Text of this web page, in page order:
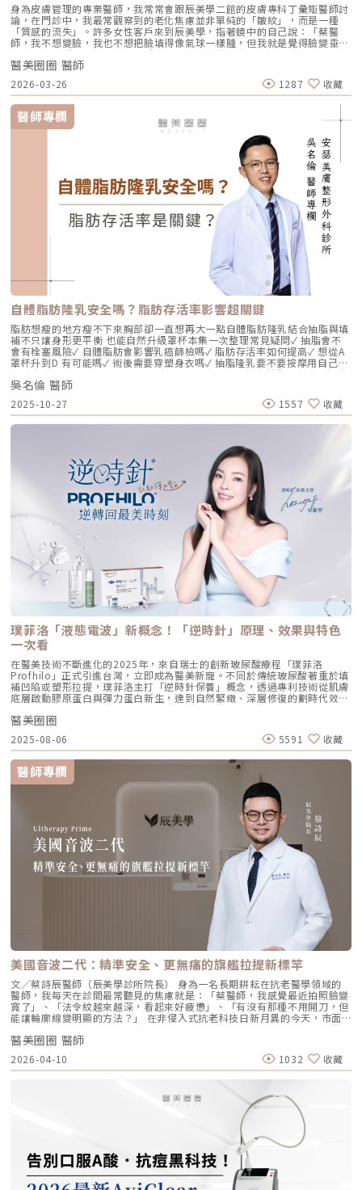
身為皮膚管理的專業醫師，我常常會跟辰美學二館的皮膚專科丁彙矩醫師討
論，在門診中，我最常觀察到的老化焦慮並非單純的「皺紋」，而是一種
「質感的流失」。許多女性客戶來到辰美學，指著鏡中的自己說：「蔡醫
師，我不想變臉，我也不想把臉填得像氣球一樣腫，但我就是覺得臉變垂
了、乾了，看起來很累。」這種「累感」，往往來自於肌膚真皮層結構的崩
解。過去我們習慣用玻尿酸去「填補」凹陷，或是用電音波去「緊緻」皮
表，但在這兩者之間，其實存在著一個關鍵的空白區：生物重塑（Bio-
Remodeling）。這就是為什麼我對 Profhilo 逆時針（俗稱：璞菲洛）情
有獨鍾的原因。一、 重新定義抗老：為什麼妳需要的是「重塑」而非「填
充」？在深入了解 Profhilo逆時針 之前，我們必須先釐清肌膚老化的本
質。肌膚的年輕度由真皮層的三大支柱決定：水份、膠原蛋白
（Collagen）以及彈力蛋白（Elastin）。多數人對膠原蛋白耳熟能詳，它
就像建築物的「鋼筋水泥」，負責撐起皮膚的厚度與體積；然而，讓肌膚在
做表情後能迅速回彈、維持組織張力的關鍵，其實是彈力蛋白。彈力蛋白就
像支撐鋼筋的「橡皮筋」，不幸的是，人體在青春期過後，彈力蛋白的合成
速度就會大幅下降。當彈力蛋白流失，肌膚就會像失去彈性的鬆緊帶，出現
細紋、毛孔粗大、甚至是難以處理的「鬆弛型下垂」。傳統玻尿酸屬於「填
充型」，主要目的是增加體積（Volumizing），如果過度施打，容易造成
面部僵硬或「醫美臉」。而 Profhilo 逆時針的誕生，是為了從細胞底層進
行「修復與重塑」，讓皮膚自己找回年輕時的彈性。二、 Profhilo 逆時針
的科學核心：NAHYCO™ 專利技術Profhilo逆時針來自瑞士著名的 IBSA 製
藥集團。身為專業醫師，我非常看重產品的「純淨度」與「穩定性」。
Profhilo 之所以能在國際醫美界佔有一席之地，在於其革命性的
NAHYCO™ 專利熱融合技術。1. 醫學界的「純淨」突破：無化學交聯劑一
般玻尿酸為了維持在體內的時間，必須添加化學交聯劑（如 BDDE）。雖然
這在合法範圍內是安全的，但對於過敏體質或追求極致天然的客戶來說，仍
存在延遲性發炎的風險。Profhilo逆時針 透過精確的加熱與降溫製程，讓
高分子與低分子玻尿酸產生自然的氫鍵鍵結，完全不含 BDDE。這意味著它
具備極高的「生物相容性」，注射後能與人體組織完美融合。2. 高低分子玻
尿酸的「黃金比例」Profhilo 含有目前市面上極高濃度的玻尿酸
（64mg/2ml），它結合了： 高分子量玻尿酸（H-HA）：提供穩定的物理
支撐與深層鎖水，改善鬆弛。 低分子量玻尿酸（L-HA）：作為傳遞信號的
分子，直接活化真皮層內的纖維母細胞，誘導膠原蛋白與彈力蛋白新生。這
種「1+1 > 2」的協同作用，讓 Profhilo 在進入皮膚後，能像液態電波一
樣迅速擴散，全面性地改善膚質。三、 3 種細胞與 5 種蛋白：解開「液態
電波」的逆齡關鍵在辰美學的診間，我常跟客戶解釋，Profhilo 就像是為
肌膚施加了一種「啟動指令」。它不僅僅是補水，而是啟動了「3+5 逆齡機
制」： 活化 3 種關鍵細胞： 纖維母細胞：這是皮膚的「膠原工廠」。 角質
胞：幫助恢復皮下組織的飽滿感，減緩隨著年齡增長的皮下萎縮。 啟動 5
種關鍵結構蛋白：包括 I 型、III 型、IV 型、VII 型膠原蛋白以及最關鍵的彈
力蛋白。這種全方位的重塑效果，能讓下顎線變清晰，讓細紋從底層淡化。
這就是為什麼它被暱稱為「液態電波」。電波是靠「熱能」刺激新生，而
Profhilo 是靠「生物分子信號」啟動新生。對於皮膚薄、怕痛或不適合高
能量儀器的客戶來說，這是一個非常理想的選擇。四、 蔡醫師的精準美
學：BAP 五點拉提點位解析施打 Profhilo 是一門藝術。我們採用國際標準
的 BAP（Bio Aesthetic Points）五點拉提打法，這五個點是避開重要血
管、精準對準臉部支撐結構的黃金位置： [1] 顴骨高點： 位於顴骨最突出的
地方，需離眼睛外側至少 2 公分。能像掛鉤一樣，為中臉提供向上向外的支
撐力。 [2] 鼻翼與瞳孔垂直線交界： 在鼻翼與耳廓之間畫出水平線，再從瞳
孔中線畫垂直線，兩線交交叉處作為注射點。能有效改善法令紋，飽滿面中
部。 [3] 耳廓下前緣： 位於耳廓下緣的前方約 1 公分處。是收緊臉部外側
輪廓、強化下頷線條的關鍵。 [4] 下頷嘴角交界： 在下巴中軸線的三分之一
處畫垂直線，再向唇角方向移動 1.5 公分。可以修飾木偶紋，改善嘴角下
垂。 [5] 下顎角前緣： 位於下顎角前側約 1 公分處。幫助拉緊腮幫子多餘
的鬆弛組織，讓下顎線條清晰。五、 哪些部位最適合 Profhilo 逆時針？
Profhilo 逆時針之所以能成為抗老界的寵兒，不僅是因為它的成分純淨，
更因為它解決了傳統醫美難以觸及的「盲區」。它不靠體積填充，而是透過
「液態拉皮」的概念，從根本提升肌膚彈性。以下四個部位是我在臨床運用
中最推薦的：1. 臉部液態拉皮：BAP 五點精準誘導這是 Profhilo 的核心應
用。與傳統玻尿酸增加臉部「厚重感」或「體積支撐」的邏輯完全不同，
Profhilo 本質上是液態拉皮。我們採用國際標準的 BAP（Bio Aesthetic
Points）五點注射法，這五個點是避開重要血管、精準將玻尿酸導入真皮層
的黃金位置： 顴骨高點：啟動中臉肌膚的生物重塑，優化張力。 鼻翼瞳孔
交界：透過提升肌膚彈力，自然弱化法令紋的視覺感。 耳廓下前緣：強化
臉部外側緊緻度，讓輪廓不再鬆垮。 下頷嘴角交界：改善嘴角周圍的鬆
弛，恢復皮膚原有的拉力。 下顎角前緣：誘導彈力蛋白新生，收緊下頷邊
緣的曲線。這五個點位並非用來「填充凹陷」，而是作為信號啟動點，讓玻
尿酸在皮下如水幕般擴散，誘導彈力蛋白大量新生，像是在皮下植入了一層
隱形的「彈力網」，讓下顎線與中臉自然回歸緊緻狀態。2. 火雞頸與橫向頸
紋：修復彈力纖維的救星頸部皮膚極薄，且缺乏支撐結構，老化多半是因為
彈力纖維斷裂。傳統填充型玻尿酸因為有化學交聯，施打後容易因重力或皮
膚過薄而產生凸起（毛毛蟲現象）。Profhilo 具備極佳的流動性，能均勻
滲透進頸部真皮層，不是填平皺紋，而是從底層重塑頸部肌膚的厚度與張
力，是目前改善頸部質感的首選。3. 手背（雞爪手）：重建真皮層的緊實度
雙手最容易因彈力蛋白流失而顯得乾癟、血管明顯。Profhilo 透過「非填
充」的方式，啟動手背肌膚的自我修復機制。它不僅是補水，更是透過生物
重塑增加組織的彈性與結構感，讓手背肌膚恢復細緻平滑，找回如少女般優
雅的肌膚張力。4. 口周細紋：自然軟化而不僵硬對於愛笑或年長客戶常見的
唇周紋，若使用傳統填充物，常會因為增加了體積而讓表情變得僵硬。
Profhilo 透過液態拉皮的原理，在不改變五官比例的前提下，誘導唇周肌
膚新生彈力蛋白，從底層「軟化」細小紋路，讓整個人看起來更加柔和、自
然。六、 蔡醫師的診間建議：如何規劃妳的「逆時針」計畫？在辰美學，
我們追求的是「長效且細膩」的美，而非瞬間的煙火式改變。針對初次接觸
Profhilo 逆時針 的客戶，我通常會建議以「週期性重塑」的方式來規劃妳
的專屬美學地圖：1. 基礎療程：建議至少進行 2 至 3 次為了達到最佳的彈
力蛋白新生與肌底環境優化，單次施打僅是啟動信號，完整的重塑需要時間
堆疊： 啟動期（第 1 次與第 2 次）： 建議間隔 1 個月施打。這兩次密集的
治療能確保高濃度玻尿酸在真皮層內建立穩固的擴散網絡，全面活化纖維母
細胞。 強化期（第 2 次與第 3 次）： 建議間隔3到6個月進行第三次施打。
這是一個關鍵的鞏固點，能延續細胞的再生信號，讓拉皮效果更具層次感。
維持期： 經過這 3 次完整的週期療程後，肌膚的緊緻度與細緻質感通常可
以維持九個月左右的時間。2.術後照護：輕盈無負擔的修復由於 Profhilo
是極高純度的玻尿酸且不含化學交聯劑，術後反應極輕。只需在 24 小時內
避免劇烈運動與高溫環境（如溫泉、蒸氣室、高溫瑜伽），其餘日常生活、
上妝均不受影響，非常適合行程滿檔的都會女性。結語：美，是找回妳原本
的自然光采抗老不應該是「加法」，而是「還原」。Profhilo 逆時針的哲
學與辰美學的理念不謀而合：我們不希望客戶變得不像自己，我們希望妳在
未來的日子裡，依然保有那份緊緻、透亮的彈力美感。妳不需要厚重的粉底
來遮蓋疲態，因為最美的底妝，就是妳健康的真皮層。如果妳也想體驗這種
「由內而外」的重塑感，歡迎來到辰美學，讓我們為妳量身定制專屬的逆齡
處方箋。「詳細內容請詳見辰美學官網」
醫美圈圈 醫師
2026-03-26 1287 收藏
醫師專欄
自體脂肪隆乳安全嗎？脂肪存活率影響超關鍵
脂肪想瘦的地方瘦不下來胸部卻一直想再大一點自體脂肪隆乳結合抽脂與填
補不只讓身形更平衡 也能自然升級罩杯本集一次整理常見疑問✓ 抽脂會不
會有栓塞風險✓ 自體脂肪會影響乳癌篩檢嗎✓ 脂肪存活率如何提高✓ 想從A
罩杯升到D 有可能嗎✓ 術後需要穿塑身衣嗎✓ 抽脂隆乳要不要按摩用自己的
脂肪 打造柔軟真實的胸型適合誰 怎麼做 最有效將給妳完整觀念與安心評估
依據重點摘要：0:00 #她說他說0:40 #自體脂肪隆乳v.s.#假體隆乳 想要哪
一樣？1:02 關於手術安全性 #自體隆乳2:12 不同的抽脂方式 #脂肪存活率
會一樣嗎？3:16 關於抽脂安全 #脂肪栓塞問題 ？4:09 關於手術安全性 #矽
膠隆乳相關影片：• 罩杯升級前必看，自體脂肪豐胸解析！ EP20• 男生
女乳好尷尬，胸部困擾的隱藏原因你有嗎？ EP24• 抽就對了？抽脂局部雕
@aclinichttps://lin.ee/zGPja49▼詢問整形大小事https://answer-
clinic.com/▼詢問皮膚大小事https://answer-skin.com/▼詢問變美大小
事https://answer-skincare.com/安瑟美膚整形外科診所
FBhttps://www.facebook.com/AnswerClinic安瑟美膚整形外科診所
IGhttps://www.instagram.com/aclinic.group/吳名倫醫師：Dr.Allen 整
形醫美體塑學苑https://www.facebook.com/drallenbody吳名倫醫師
IGhttps://www.instagram.com/psdr_allen/安瑟美膚整形外科診所地
址：臺北市大安區安和路一段113號2樓之1電話：（02）7709-9398
吳名倫 醫師
2025-10-27 1557 收藏
璞菲洛「液態電波」新概念！「逆時針」原理、效果與特色
一次看
在醫美技術不斷進化的2025年，來自瑞士的創新玻尿酸療程「璞菲洛
Profhilo」正式引進台灣，立即成為醫美新寵。不同於傳統玻尿酸著重於填
補凹陷或塑形拉提，璞菲洛主打「逆時針保養」概念，透過專利技術從肌膚
底層啟動膠原蛋白與彈力蛋白新生，達到自然緊緻、深層修復的劃時代效
果。 Profhilo更邀請郭台銘夫人曾馨瑩擔任形象大使，迅速成為市場焦
點。我們將帶你全面認識這項創新療程，從作用原理、五大特色到適合對象
與常見問題，一次搞懂「逆時針玻尿酸」的魅力！ 璞菲洛Profhilo是什
麼？ 璞菲洛是一項注射型玻尿酸產品，由瑞士IBSA研發，正式名稱為「高
低分子玻尿酸皮下植入劑」，在台灣獲得衛福部核准，俗稱為「逆時針」。
與傳統玻尿酸不同，璞菲洛不以填補凹陷為目的，而是透過生物重塑（bio-
remodeling）方式，喚醒肌膚自身的修復機能，促進膠原蛋白和彈力蛋白
的生成，達到自然緊緻與改善膚質的效果。璞菲洛Profhilo的五大特色璞菲
洛之所以能引發醫美界關注，主要在於它與傳統玻尿酸有著本質上的不同，
透過獨特技術從根本上改善肌膚狀態。以下是璞菲洛最突出的五大特色：1.
獨特「生物重塑」機制：啟動膠原與彈力蛋白再生璞菲洛的核心技術採用專
利高、低分子量玻尿酸複合配方，在不添加交聯劑的情況下，能刺激皮膚深
層的纖維母細胞、角質細胞和脂肪細胞，促使膠原蛋白和彈力蛋白大量新
生，從源頭改善肌膚鬆弛與老化問題。2. 全面改善膚況：不只填補，更提升
整體膚質有別於傳統玻尿酸的局部填充，璞菲洛注射後會均勻擴散至皮膚的
真皮層與皮下組織。這使得它能全面性地改善肌膚，包括： 提升肌膚緊實
度與彈性 深層補水、改善乾燥與粗糙 減少細紋、改善膚色不均3. 自然柔和
的效果：告別「饅化臉」璞菲洛的質地較輕盈、流動性高，主要作用提升肌
膚本身的飽滿度與光澤，而不是增加額外體積。因此，能帶來自然、柔和的
改善效果，避免了傳統填充劑可能導致的僵硬或「饅化」現象，讓你看起來
就像是膚況變好了，而不是動了手腳。4. 獨創 BAP 五點注射技術：療程更
舒適、更快速採用獨家的 BAP (Bio Aesthetic Points) 五點注射技術。醫師
只需在臉部兩側各選擇五個精準的生物美學點進行注射，就能讓玻尿酸均勻
擴散至全臉。這大大減少了注射的針數和疼痛感，也降低了術後瘀青和腫脹
的機率，讓療程更加舒適、快速。5. 高濃度、不含交聯劑：安全性高、低發
炎風險以高濃度玻尿酸為主要成分，且製程中不使用任何化學交聯劑，能有
效降低注射後的發炎反應與過敏風險。同時，也經過多項國際認證，確保了
產品的純淨與安全性。逆時針（Profhilo） vs. 傳統玻尿酸比較 療程名稱
逆時針 (Profhilo) 傳統玻尿酸填充劑 主要功能 「生物重塑」(Bio-
remodeling)， 刺激膠原蛋白和彈力蛋白再生，從根本改善膚質 「填充」
和「支撐」， 用於填補凹陷、雕塑輪廓 成分組成 專利技術結合高低分子玻
尿酸， 64mg/2ml 高濃度，無交聯劑 玻尿酸會添加交聯劑，以增加黏度和
支撐力， 能維持體積不被快速分解 作用機制 注射後會均勻擴散至皮膚深
視個人體質、代謝與保養習慣而異） 約6～18個月 （因品牌、分子大小及
個人體質而異） 值得一提的是，它不像音波拉提需要靠機器操作、產生熱
能導致術後紅腫，也不會像玻尿酸填充容易造成過度膨脹的人工感，而是像
「智慧型保養」，漸進式修復你的肌膚底層架構。哪些人適合做璞菲洛？
醫美圈圈
2025-08-06 5591 收藏
醫師專欄
美國音波二代：精準安全、更無痛的旗艦拉提新標竿
文／蔡詩辰醫師（辰美學診所院長） 身為一名長期耕耘在抗老醫學領域的
醫師，我每天在診間最常聽見的焦慮就是：「蔡醫師，我感覺最近拍照臉變
寬了」、「法令紋越來越深，看起來好疲憊」、「有沒有那種不用開刀，但
能讓輪廓線變明顯的方法？」 在非侵入式抗老科技日新月異的今天，市面
上的音波儀器琳瑯滿目。但每當病患詢問我最信任哪一台儀器時，我的首選
始終是 Ultherapy 美國音波。而在 2026 年的現在，隨著 Ultherapy
Prime（美音二代） 的問世，醫美界正式進入了「精準醫療」的新紀元。這
篇文章，我將以專業醫師的角度，深度拆解為什麼美音二代會成為我臨床治
療的核心，以及它如何重新定義抗老的黃金標準。一、 為什麼「看得到」
跟病患分享一個觀念：音波拉提不是「能量越強越好」，而是「能量要打在
對的地方」。每個人的皮膚厚度、皮下脂肪分布、筋膜層（SMAS）的深
度，甚至是神經血管的走勢都完全不同。即便是在同一個人的臉上，左側與
右側的組織密度也存在差異。傳統的音波療程多半屬於「盲打」，醫師只能
憑藉經驗去推測深度，這就像是在迷霧中航行，風險與不穩定性自然較高。
1.1 精準醫療的「透視眼」最新的Ultherapy Prime 美國音波二代搭載了升
級版 DeepSEE® 即時影像技術。在施打的每一條能量時，我都能透過 2X 高
清螢幕清晰地看見病患當下的組織層級。這意味著： 避開神經與骨頭：大
幅降低因能量落點錯誤導致的劇痛或副作用。 精準鎖定 SMAS 筋膜層：確
醫美圈圈 醫師
2026-04-10 1032 收藏